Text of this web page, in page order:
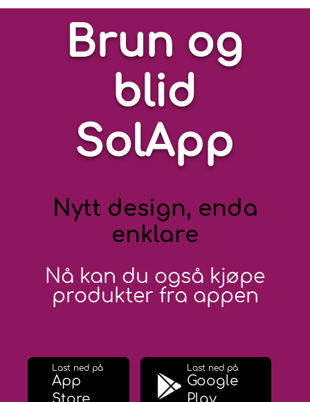
Brun og
blid
SolApp
Nytt design, enda
enklare
Nå kan du også kjøpe
produkter fra appen
Last ned på
App
Store
Last ned på
Google
Play